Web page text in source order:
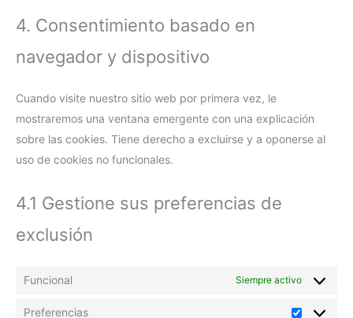
4. Consentimiento basado en
navegador y dispositivo
Cuando visite nuestro sitio web por primera vez, le
mostraremos una ventana emergente con una explicación
sobre las cookies. Tiene derecho a excluirse y a oponerse al
uso de cookies no funcionales.
4.1 Gestione sus preferencias de
exclusión
Funcional Siempre activo
Preferencias